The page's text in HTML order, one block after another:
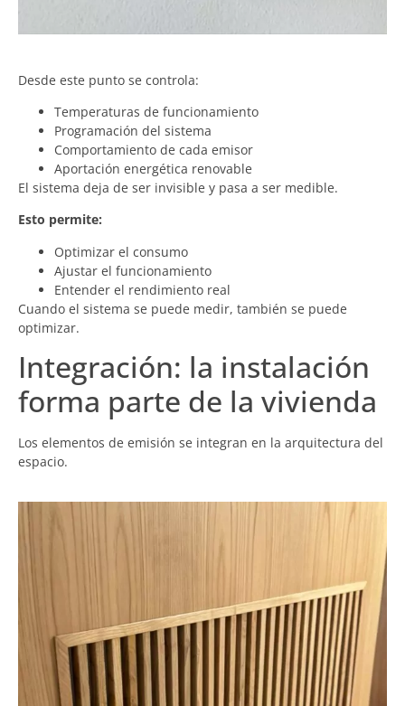
Desde este punto se controla:
Temperaturas de funcionamiento
Programación del sistema
Comportamiento de cada emisor
Aportación energética renovable
El sistema deja de ser invisible y pasa a ser medible.
Esto permite:
Optimizar el consumo
Ajustar el funcionamiento
Entender el rendimiento real
Cuando el sistema se puede medir, también se puede
optimizar.
Integración: la instalación
forma parte de la vivienda
Los elementos de emisión se integran en la arquitectura del
espacio.